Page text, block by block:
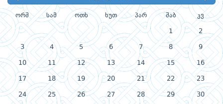
ორშ სამ ოთხ ხუთ პარ შაბ კვ
1 2
3 4 5 6 7 8 9
10 11 12 13 14 15 16
17 18 19 20 21 22 23
24 25 26 27 28 29 30